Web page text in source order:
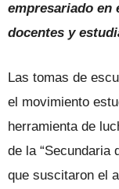
empresariado en
docentes y
Las tomas de
el movimiento
herramienta de
de la “Secundaria
que suscitaron el